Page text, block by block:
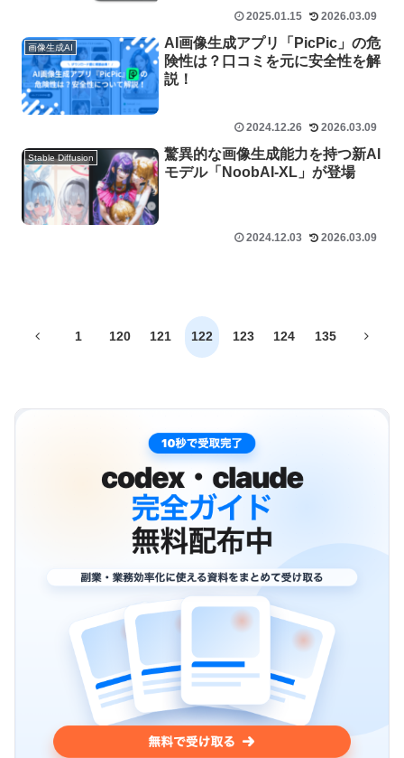
2025.01.15 2026.03.09
画像生成AI
AI画像生成アプリ「PicPic」の危
険性は？口コミを元に安全性を解
説！
2024.12.26 2026.03.09
Stable Diffusion
驚異的な画像生成能力を持つ新AI
モデル「NoobAI-XL」が登場
2024.12.03 2026.03.09
前 1 120 121 122 123 124 135 次